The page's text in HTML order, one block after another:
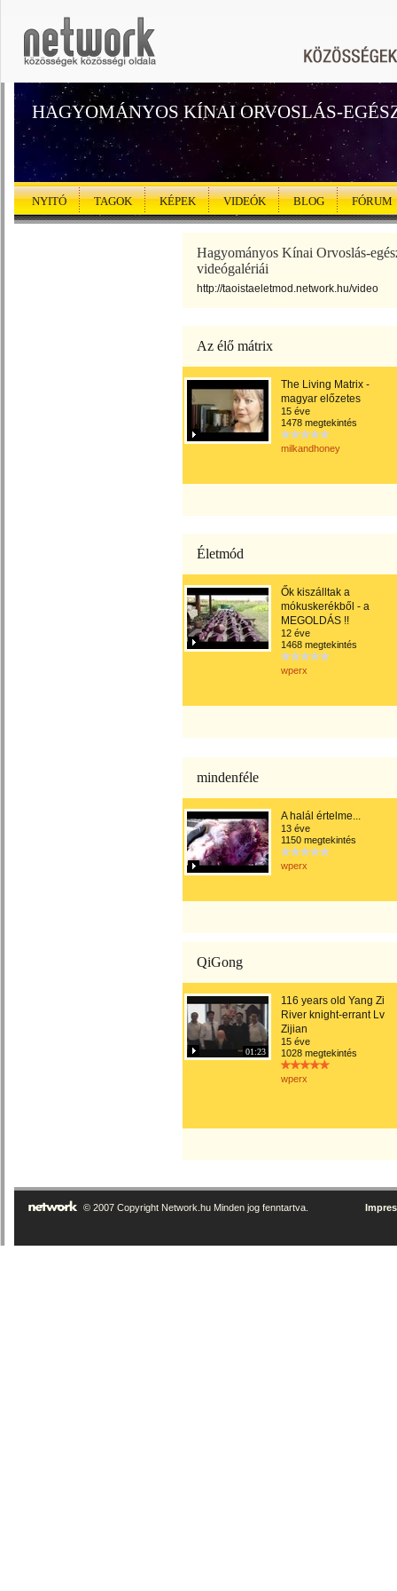
HAGYOMÁNYOS KÍNAI ORVOSLÁS-
NYITÓ TAGOK KÉPEK VIDEÓK BLOG FÓRUM
Hagyományos Kínai Orvoslás-
videógalériái
http://taoistaeletmod.network.hu/video
Az élő mátrix
The Living Matrix -
magyar előzetes
15 éve
1478 megtekintés
milkandhoney
Életmód
Ők kiszálltak a
mókuskerékből - a
MEGOLDÁS !!
12 éve
1468 megtekintés
wperx
mindenféle
A halál értelme...
13 éve
1150 megtekintés
wperx
QiGong
01:23
116 years old Yang Zi
River knight-errant Lv
Zijian
15 éve
1028 megtekintés
wperx
© 2007 Copyright Network.hu Minden jog fenntartva.